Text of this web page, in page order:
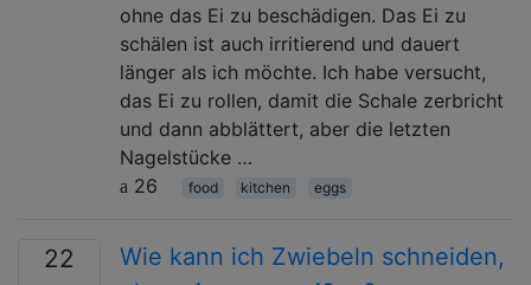
ohne das Ei zu beschädigen. Das Ei zu
schälen ist auch irritierend und dauert
länger als ich möchte. Ich habe versucht,
das Ei zu rollen, damit die Schale zerbricht
und dann abblättert, aber die letzten
Nagelstücke …
26
food kitchen eggs
22
Wie kann ich Zwiebeln schneiden,